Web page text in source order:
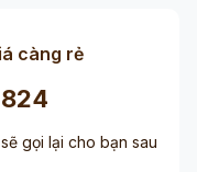
càng rẻ
gọi lại cho bạn sau